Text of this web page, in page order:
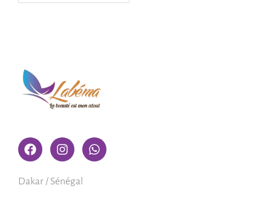
Dakar / Sénégal